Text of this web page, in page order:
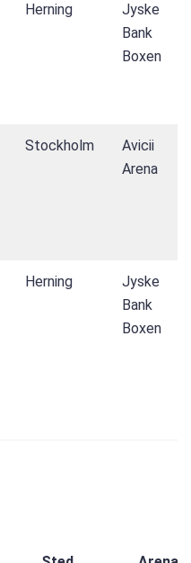
Herning
Jyske
Bank
Boxen
Stockholm
Avicii
Arena
Herning
Jyske
Bank
Boxen